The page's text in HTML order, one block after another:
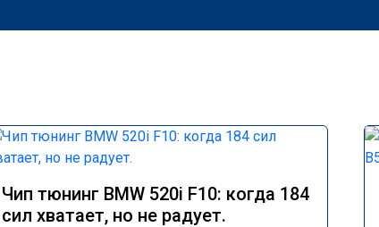
Чип тюнинг BMW 520i F10: когда 184
сил хватает, но не радует.